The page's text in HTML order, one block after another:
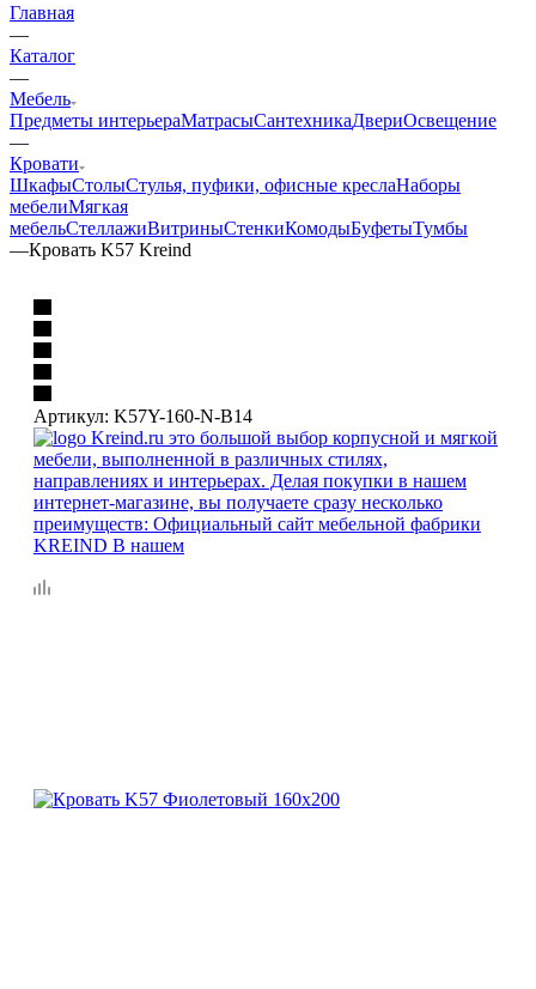
Главная
—
Каталог
—
Мебель
Предметы интерьераМатрасыСантехникаДвериОсвещение
—
Кровати
ШкафыСтолыСтулья, пуфики, офисные креслаНаборы
мебелиМягкая
мебельСтеллажиВитриныСтенкиКомодыБуфетыТумбы
—Кровать K57 Kreind
Артикул: K57Y-160-N-B14